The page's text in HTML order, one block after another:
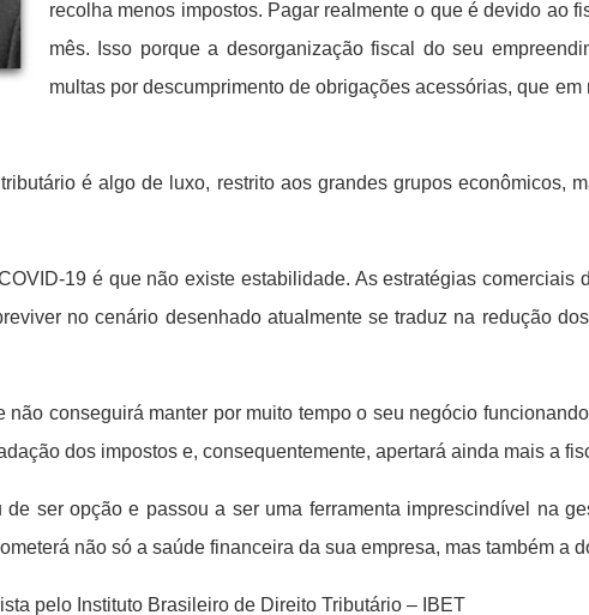
recolha menos impostos. Pagar realmente o que é devido ao
mês. Isso porque a desorganização fiscal do seu
multas por descumprimento de obrigações acessórias, que
é algo de luxo, restrito aos grandes grupos econômicos,
19 é que não existe estabilidade. As estratégias comerciais
no cenário desenhado atualmente se traduz na redução
conseguirá manter por muito tempo o seu negócio
dos impostos e, consequentemente, apertará ainda mais a
ser opção e passou a ser uma ferramenta imprescindível na
não só a saúde financeira da sua empresa, mas também a
pelo Instituto Brasileiro de Direito Tributário – IBET